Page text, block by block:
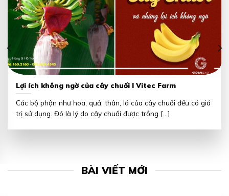
Lợi ích không ngờ của cây chuối I Vitec Farm
Các bộ phận như hoa, quả, thân, lá của cây chuối đều có giá
trị sử dụng. Đó là lý do cây chuối được trồng [...]
BÀI VIẾT MỚI